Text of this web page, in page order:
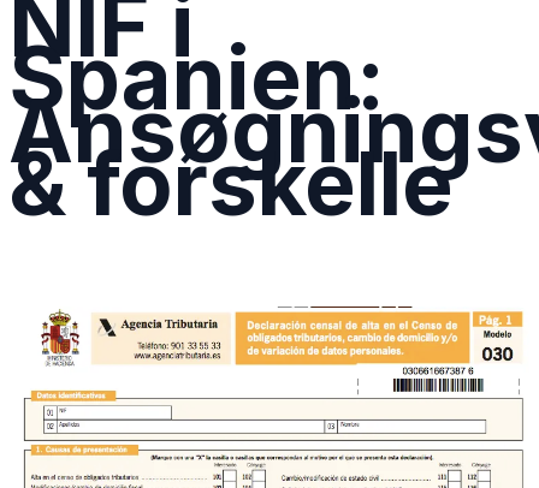
NIF i
Spanien:
& forskelle